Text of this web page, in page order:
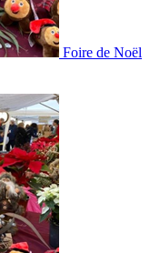
Foire de Noël